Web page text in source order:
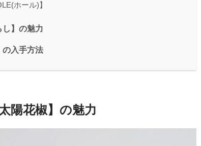
ホール)】
】の魅力
入手方法
陽花椒】の魅力